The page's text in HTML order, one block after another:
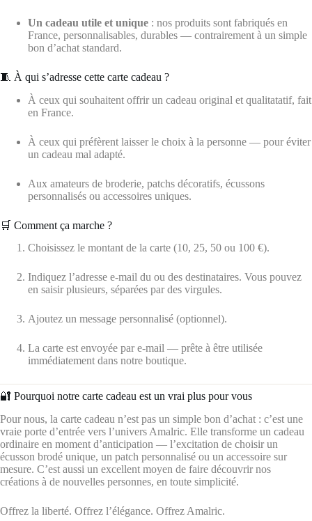
Un cadeau utile et unique : nos produits sont fabriqués en
France, personnalisables, durables — contrairement à un simple
bon d’achat standard.
🧵 À qui s’adresse cette carte cadeau ?
À ceux qui souhaitent offrir un cadeau original et qualitatatif, fait
en France.
À ceux qui préfèrent laisser le choix à la personne — pour éviter
un cadeau mal adapté.
Aux amateurs de broderie, patchs décoratifs, écussons
personnalisés ou accessoires uniques.
🛒 Comment ça marche ?
Choisissez le montant de la carte (10, 25, 50 ou 100 €).
Indiquez l’adresse e-mail du ou des destinataires. Vous pouvez
en saisir plusieurs, séparées par des virgules.
Ajoutez un message personnalisé (optionnel).
La carte est envoyée par e-mail — prête à être utilisée
immédiatement dans notre boutique.
🔐 Pourquoi notre carte cadeau est un vrai plus pour vous
Pour nous, la carte cadeau n’est pas un simple bon d’achat : c’est une
vraie porte d’entrée vers l’univers Amalric. Elle transforme un cadeau
ordinaire en moment d’anticipation — l’excitation de choisir un
écusson brodé unique, un patch personnalisé ou un accessoire sur
mesure. C’est aussi un excellent moyen de faire découvrir nos
créations à de nouvelles personnes, en toute simplicité.
Offrez la liberté. Offrez l’élégance. Offrez Amalric.